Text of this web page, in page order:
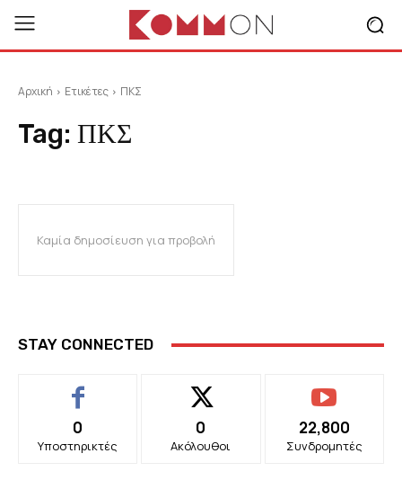
Αρχική Ετικέτες ΠΚΣ
Tag: ΠΚΣ
Καμία δημοσίευση για προβολή
STAY CONNECTED
0
Υποστηρικτές
0
Ακόλουθοι
22,800
Συνδρομητές